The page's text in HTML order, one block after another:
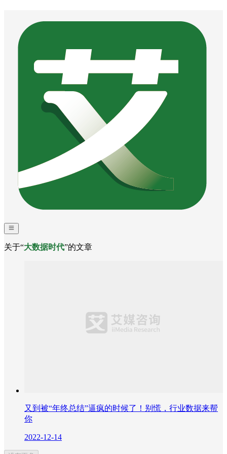
关于“大数据时代”的文章
又到被“年终总结”逼疯的时候了！别慌，行业数据来帮
你
2022-12-14